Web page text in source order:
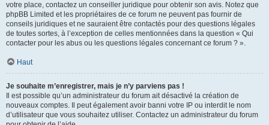
votre place, contactez un conseiller juridique pour obtenir son avis. Notez que
phpBB Limited et les propriétaires de ce forum ne peuvent pas fournir de
conseils juridiques et ne sauraient être contactés pour des questions légales
de toutes sortes, à l’exception de celles mentionnées dans la question « Qui
contacter pour les abus ou les questions légales concernant ce forum ? ».
Haut
Je souhaite m’enregistrer, mais je n’y parviens pas !
Il est possible qu’un administrateur du forum ait désactivé la création de
nouveaux comptes. Il peut également avoir banni votre IP ou interdit le nom
d’utilisateur que vous souhaitez utiliser. Contactez un administrateur du forum